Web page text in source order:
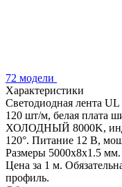
72 модели
Характеристики
Светодиодная лента
120 шт/м, белая плата
ХОЛОДНЫЙ 8000K,
120°. Питание 12 В,
Размеры 5000x8x1.5
Цена за 1 м.
профиль.